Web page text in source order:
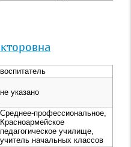
воспитатель
не указано
Среднее-профессиональное,
Красноармейское
педагогическое училище,
учитель начальных классов